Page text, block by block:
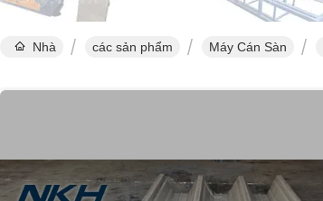
Nhà các sản phẩm Máy Cán Sàn